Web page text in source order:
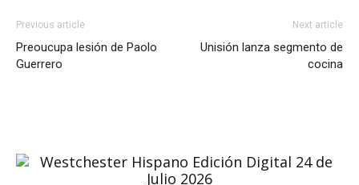
Previous article
Preoucupa lesión de Paolo
Guerrero
Next article
Unisión lanza segmento de
cocina